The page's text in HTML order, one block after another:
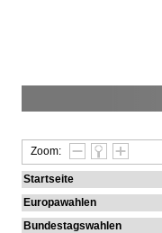
Zoom:
Startseite
Europawahlen
Bundestagswahlen